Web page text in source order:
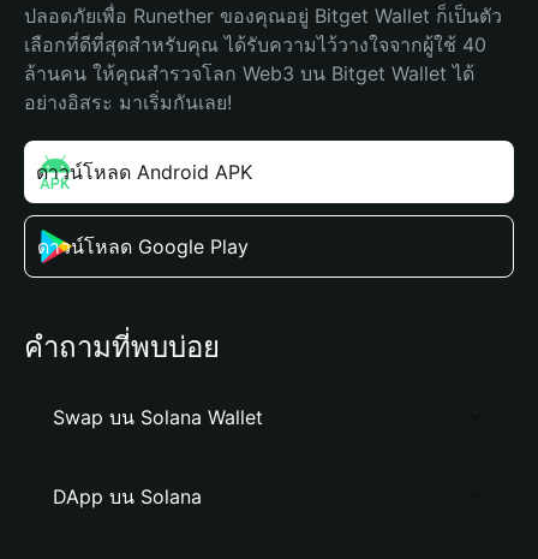
ปลอดภัยเพื่อ Runether ของคุณอยู่ Bitget Wallet ก็เป็นตัว
เลือกที่ดีที่สุดสำหรับคุณ ได้รับความไว้วางใจจากผู้ใช้ 40
ล้านคน ให้คุณสำรวจโลก Web3 บน Bitget Wallet ได้
อย่างอิสระ มาเริ่มกันเลย!
ดาวน์โหลด Android APK
ดาวน์โหลด Google Play
คำถามที่พบบ่อย
Swap บน Solana Wallet
DApp บน Solana